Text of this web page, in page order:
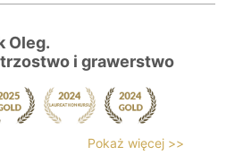
Oleg.
i grawerstwo
Pokaż więcej >>